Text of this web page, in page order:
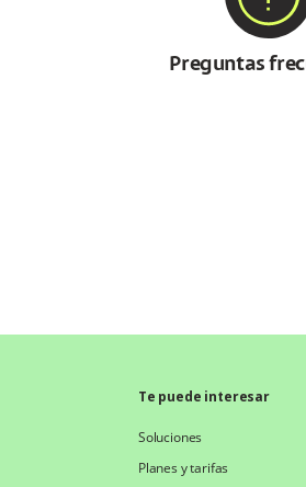
Preguntas
Te puede interesar
Soluciones
Planes y tarifas